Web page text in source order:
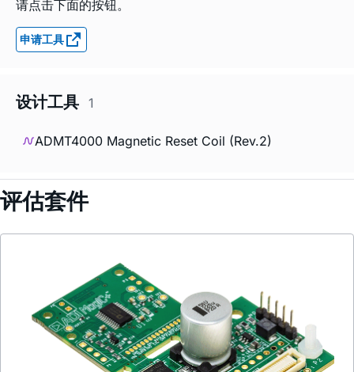
请点击下面的按钮。
申请工具
设计工具 1
ADMT4000 Magnetic Reset Coil (Rev.2)
评估套件